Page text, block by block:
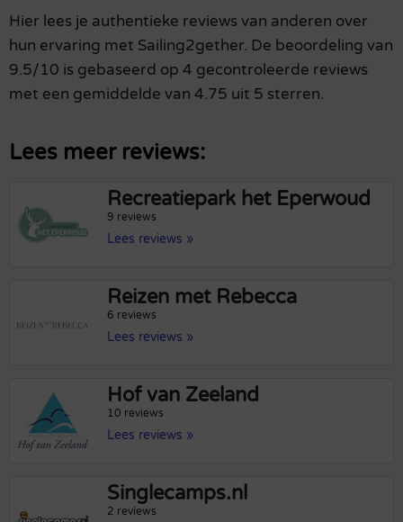
Hier lees je authentieke reviews van anderen over
hun ervaring met Sailing2gether. De beoordeling van
9.5/10 is gebaseerd op 4 gecontroleerde reviews
met een gemiddelde van 4.75 uit 5 sterren.
Lees meer reviews:
Recreatiepark het Eperwoud
9 reviews
Lees reviews »
Reizen met Rebecca
6 reviews
Lees reviews »
Hof van Zeeland
10 reviews
Lees reviews »
Singlecamps.nl
2 reviews